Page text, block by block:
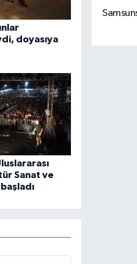
doyasıya
Sanat ve